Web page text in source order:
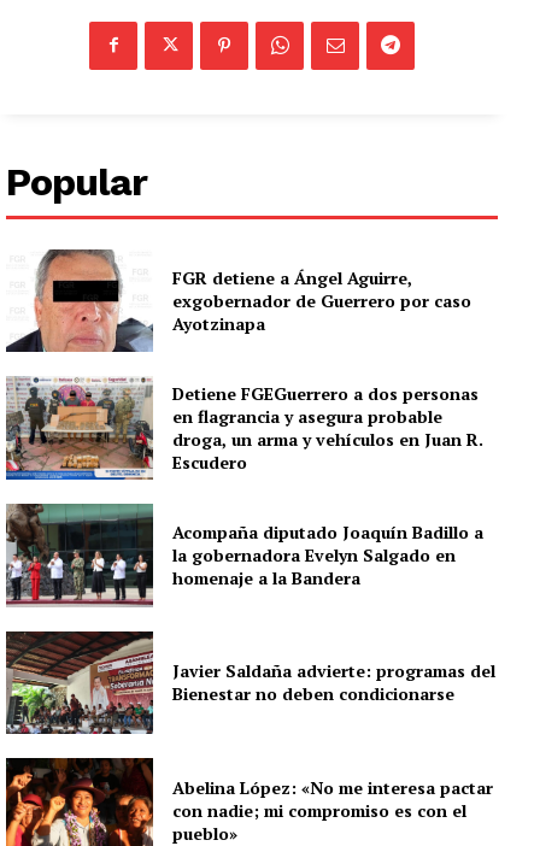
Popular
FGR detiene a Ángel Aguirre,
exgobernador de Guerrero por caso
Ayotzinapa
Detiene FGEGuerrero a dos personas
en flagrancia y asegura probable
droga, un arma y vehículos en Juan R.
Escudero
Acompaña diputado Joaquín Badillo a
la gobernadora Evelyn Salgado en
homenaje a la Bandera
Javier Saldaña advierte: programas del
Bienestar no deben condicionarse
Abelina López: «No me interesa pactar
con nadie; mi compromiso es con el
pueblo»